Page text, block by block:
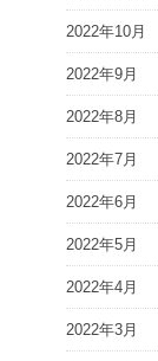
2022年10月
2022年9月
2022年8月
2022年7月
2022年6月
2022年5月
2022年4月
2022年3月